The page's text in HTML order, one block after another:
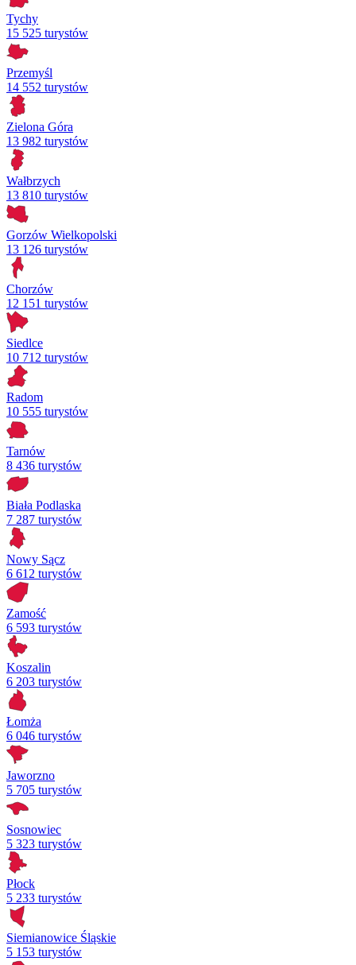
Tychy
15 525 turystów
Przemyśl
14 552 turystów
Zielona Góra
13 982 turystów
Wałbrzych
13 810 turystów
Gorzów Wielkopolski
13 126 turystów
Chorzów
12 151 turystów
Siedlce
10 712 turystów
Radom
10 555 turystów
Tarnów
8 436 turystów
Biała Podlaska
7 287 turystów
Nowy Sącz
6 612 turystów
Zamość
6 593 turystów
Koszalin
6 203 turystów
Łomża
6 046 turystów
Jaworzno
5 705 turystów
Sosnowiec
5 323 turystów
Płock
5 233 turystów
Siemianowice Śląskie
5 153 turystów